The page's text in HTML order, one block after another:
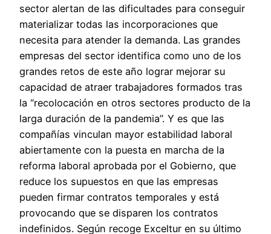
sector alertan de las dificultades para conseguir
materializar todas las incorporaciones que
necesita para atender la demanda. Las grandes
empresas del sector identifica como uno de los
grandes retos de este año lograr mejorar su
capacidad de atraer trabajadores formados tras
la “recolocación en otros sectores producto de la
larga duración de la pandemia”. Y es que las
compañías vinculan mayor estabilidad laboral
abiertamente con la puesta en marcha de la
reforma laboral aprobada por el Gobierno, que
reduce los supuestos en que las empresas
pueden firmar contratos temporales y está
provocando que se disparen los contratos
indefinidos. Según recoge Exceltur en su último